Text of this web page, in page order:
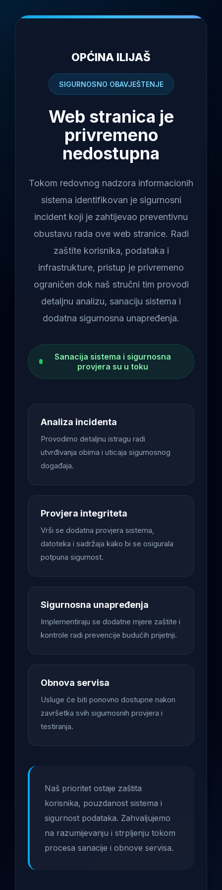
OPĆINA ILIJAŠ
SIGURNOSNO OBAVJEŠTENJE
Web stranica je
privremeno
nedostupna
Tokom redovnog nadzora informacionih
sistema identifikovan je sigurnosni
incident koji je zahtijevao preventivnu
obustavu rada ove web stranice. Radi
zaštite korisnika, podataka i
infrastrukture, pristup je privremeno
ograničen dok naš stručni tim provodi
detaljnu analizu, sanaciju sistema i
dodatna sigurnosna unapređenja.
Sanacija sistema i sigurnosna
provjera su u toku
Analiza incidenta
Provodimo detaljnu istragu radi
utvrđivanja obima i uticaja sigurnosnog
događaja.
Provjera integriteta
Vrši se dodatna provjera sistema,
datoteka i sadržaja kako bi se osigurala
potpuna sigurnost.
Sigurnosna unapređenja
Implementiraju se dodatne mjere zaštite i
kontrole radi prevencije budućih prijetnji.
Obnova servisa
Usluge će biti ponovno dostupne nakon
završetka svih sigurnosnih provjera i
testiranja.
Naš prioritet ostaje zaštita
korisnika, pouzdanost sistema i
sigurnost podataka. Zahvaljujemo
na razumijevanju i strpljenju tokom
procesa sanacije i obnove servisa.